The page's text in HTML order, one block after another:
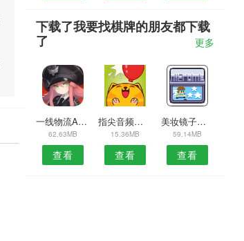
下载了我要找棋牌的朋友都下载
了
更多
一线物流APP
62.63MB
查看
指尖音频剪辑器安卓版
15.36MB
查看
美妆镜子安卓版
59.14MB
查看